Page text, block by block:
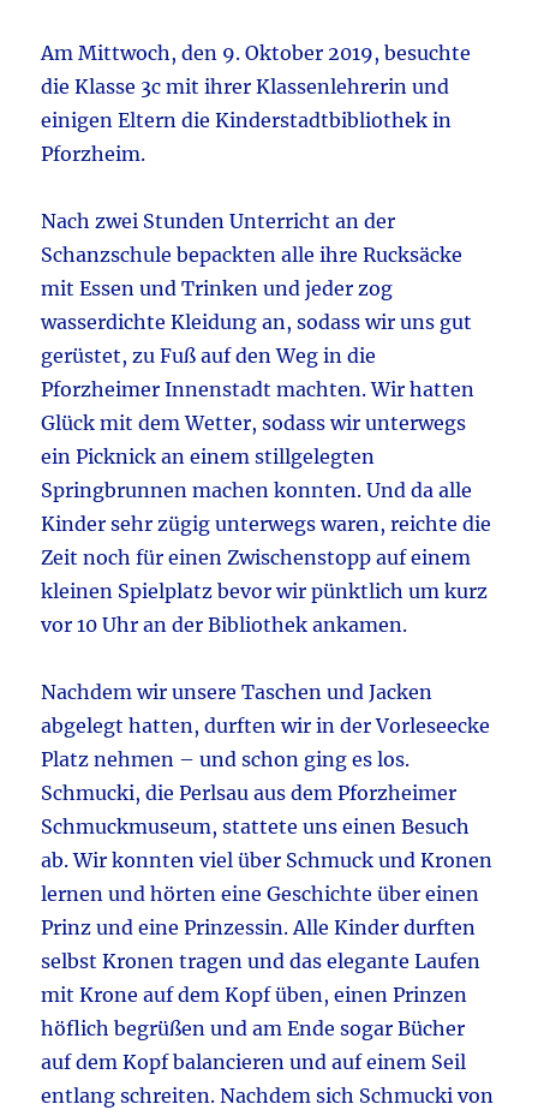
Am Mittwoch, den 9. Oktober 2019, besuchte
die Klasse 3c mit ihrer Klassenlehrerin und
einigen Eltern die Kinderstadtbibliothek in
Pforzheim.
Nach zwei Stunden Unterricht an der
Schanzschule bepackten alle ihre Rucksäcke
mit Essen und Trinken und jeder zog
wasserdichte Kleidung an, sodass wir uns gut
gerüstet, zu Fuß auf den Weg in die
Pforzheimer Innenstadt machten. Wir hatten
Glück mit dem Wetter, sodass wir unterwegs
ein Picknick an einem stillgelegten
Springbrunnen machen konnten. Und da alle
Kinder sehr zügig unterwegs waren, reichte die
Zeit noch für einen Zwischenstopp auf einem
kleinen Spielplatz bevor wir pünktlich um kurz
vor 10 Uhr an der Bibliothek ankamen.
Nachdem wir unsere Taschen und Jacken
abgelegt hatten, durften wir in der Vorleseecke
Platz nehmen – und schon ging es los.
Schmucki, die Perlsau aus dem Pforzheimer
Schmuckmuseum, stattete uns einen Besuch
ab. Wir konnten viel über Schmuck und Kronen
lernen und hörten eine Geschichte über einen
Prinz und eine Prinzessin. Alle Kinder durften
selbst Kronen tragen und das elegante Laufen
mit Krone auf dem Kopf üben, einen Prinzen
höflich begrüßen und am Ende sogar Bücher
auf dem Kopf balancieren und auf einem Seil
entlang schreiten. Nachdem sich Schmucki von